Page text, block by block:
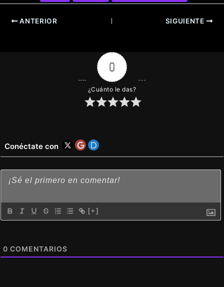
ANTERIOR SIGUIENTE
0
¿Cuánto le das?
Conéctate con
[+]
0 COMENTARIOS